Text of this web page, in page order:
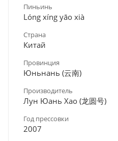
Пиньинь
Lóng xíng yāo xià
Страна
Китай
Провинция
Юньнань (云南)
Производитель
Лун Юань Хао (龙圆号)
Год прессовки
2007